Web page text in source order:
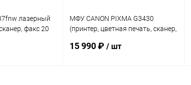
лазерный
факс 20
МФУ CANON PIXMA G3430
(принтер, цветная печать, сканер,
15 990 ₽ / шт